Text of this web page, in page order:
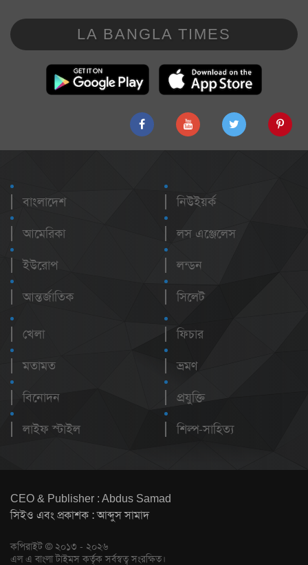
LA BANGLA TIMES
বাংলাদেশ
আমেরিকা
ইউরোপ
আন্তর্জাতিক
নিউইয়র্ক
লস এঞ্জেলেস
লন্ডন
সিলেট
খেলা
মতামত
বিনোদন
লাইফ স্টাইল
ফিচার
ভ্রমণ
প্রযুক্তি
শিল্প-সাহিত্য
CEO & Publisher : Abdus Samad
সিইও এবং প্রকাশক : আব্দুস সামাদ
কপিরাইট © ২০১৩ - ২০২৬
এল এ বাংলা টাইমস কর্তৃক সর্বস্বত্ব সংরক্ষিত।